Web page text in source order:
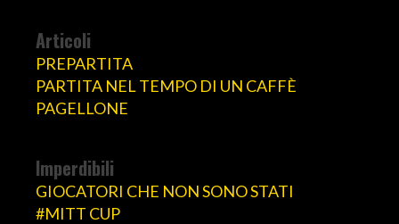
Articoli
PREPARTITA
PARTITA NEL TEMPO DI UN CAFFÈ
PAGELLONE
Imperdibili
GIOCATORI CHE NON SONO STATI
#MITT CUP